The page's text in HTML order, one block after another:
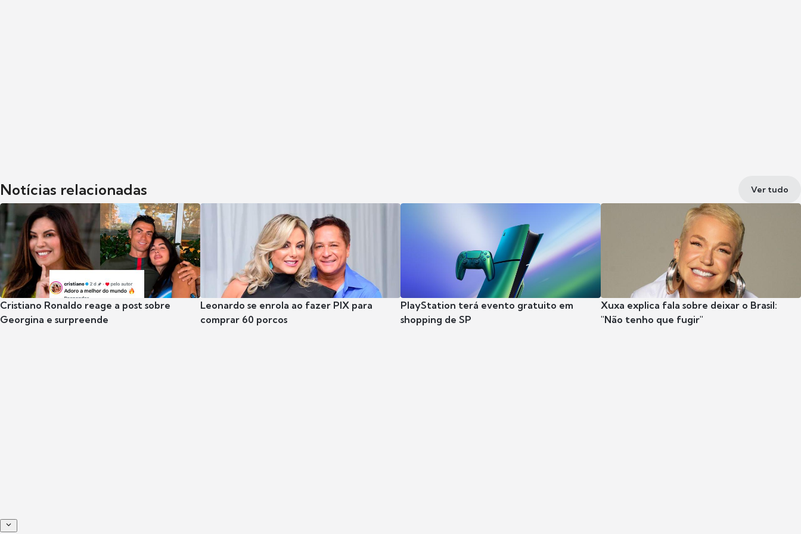
Notícias relacionadas Ver tudo
Cristiano Ronaldo reage a post sobre
Georgina e surpreende
Leonardo se enrola ao fazer PIX para
comprar 60 porcos
PlayStation terá evento gratuito em
shopping de SP
Xuxa explica fala sobre deixar o Brasil:
"Não tenho que fugir"